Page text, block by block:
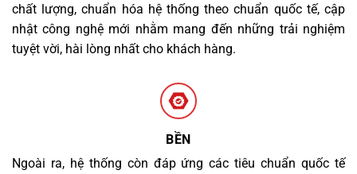
chất lượng, chuẩn hóa hệ thống theo chuẩn quốc tế, cập
nhật công nghệ mới nhằm mang đến những trải nghiệm
tuyệt vời, hài lòng nhất cho khách hàng.
BỀN
Ngoài ra, hệ thống còn đáp ứng các tiêu chuẩn quốc tế